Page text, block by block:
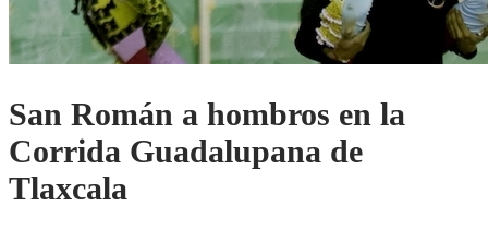
San Román a hombros en la
Corrida Guadalupana de
Tlaxcala